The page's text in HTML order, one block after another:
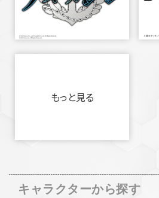
もっと見る
キャラクターから探す